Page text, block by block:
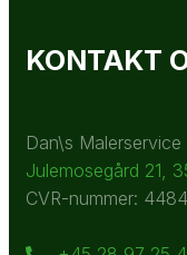
KONTAKT
Dan\s Malerservice
Julemosegård 21,
CVR-nummer: